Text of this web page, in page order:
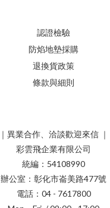
認證檢驗
防焰地墊採購
退換貨政策
條款與細則
｜異業合作、洽談歡迎來信 ｜
彩雲飛企業有限公司
統編：54108990
辦公室：彰化市崙美路477號
電話：04 - 7617800